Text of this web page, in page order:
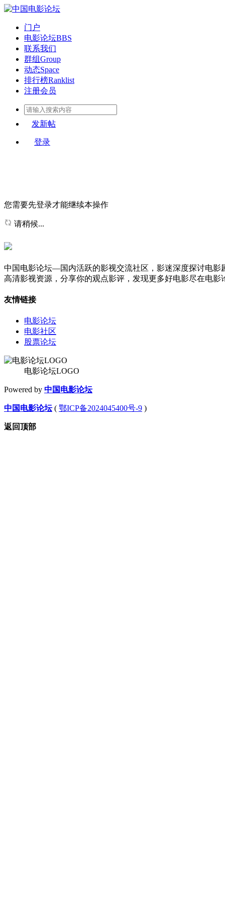
门户
电影论坛BBS
联系我们
群组Group
动态Space
排行榜Ranklist
注册会员
发新帖
登录
您需要先登录才能继续本操作
请稍候...
中国电影论坛—国内活跃的影视交流社区，影迷深度探讨电
高清影视资源，分享你的观点影评，发现更多好电影尽在电影
友情链接
电影论坛
电影社区
股票论坛
电影论坛LOGO
Powered by 中国电影论坛
中国电影论坛( 鄂ICP备2024045400号-9 )
返回顶部